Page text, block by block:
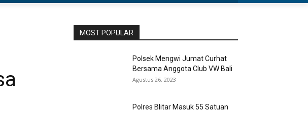
MOST POPULAR
Polsek Mengwi Jumat Curhat
Bersama Anggota Club VW Bali
Agustus 26, 2023
Polres Blitar Masuk 55 Satuan